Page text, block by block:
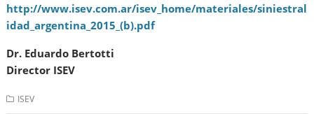
http://www.isev.com.ar/isev_home/materiales/siniestral
idad_argentina_2015_(b).pdf
Dr. Eduardo Bertotti
Director ISEV
ISEV